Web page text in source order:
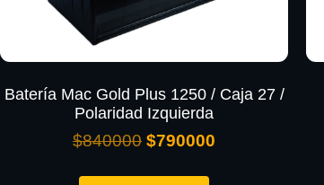
Batería Mac Gold Plus 1250 / Caja 27 /
Polaridad Izquierda
$840000 $790000